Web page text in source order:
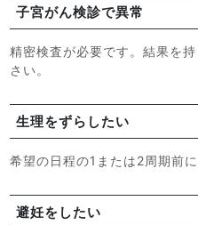
子宮がん検診で異常
精密検査が必要です。結果を
さい。
生理をずらしたい
希望の日程の1または2周期前
避妊をしたい